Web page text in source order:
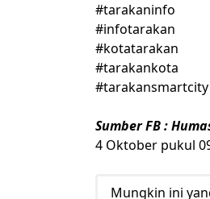
#tarakaninfo
#infotarakan
#kotatarakan
#tarakankota
#tarakansmartcity
Sumber FB :
4 Oktober pukul
Mungkin ini